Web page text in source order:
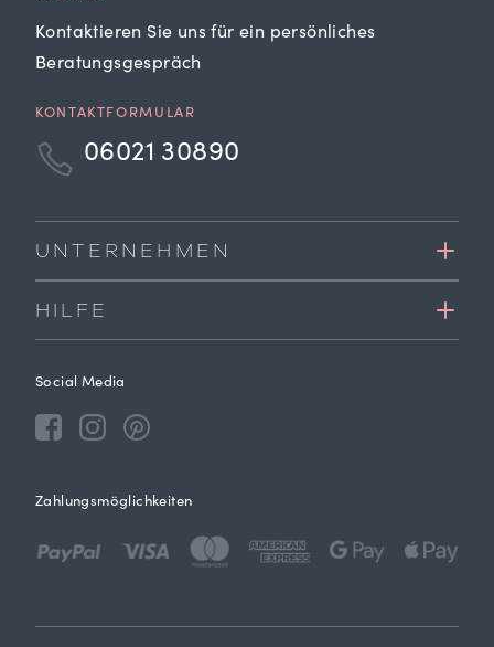
Kontaktieren Sie uns für ein persönliches
Beratungsgespräch
KONTAKTFORMULAR
06021 30890
UNTERNEHMEN
HILFE
Social Media
Zahlungsmöglichkeiten